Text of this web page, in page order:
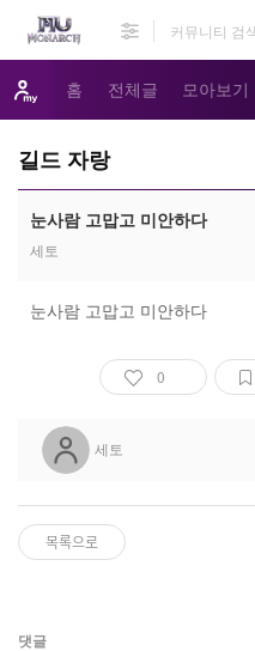
홈 전체글 모아보기
길드 자랑
눈사람 고맙고 미안하다
세토
눈사람 고맙고 미안하다
0
세토
목록으로
댓글